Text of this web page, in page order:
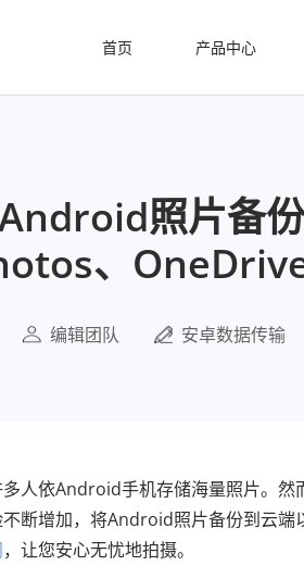
首页 产品中心
照片备
、
编辑团队 安卓数据传输
人依Android手机存储海量照片。
断增加，将Android照片备份到云
，让您安心无忧地拍摄。